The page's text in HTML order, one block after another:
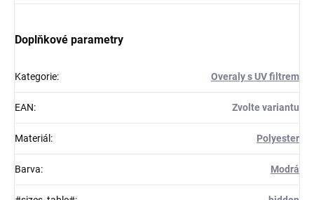
Doplňkové parametry
Kategorie: Overaly s UV filtrem
EAN: Zvolte variantu
Materiál : Polyester
Barva: Modrá